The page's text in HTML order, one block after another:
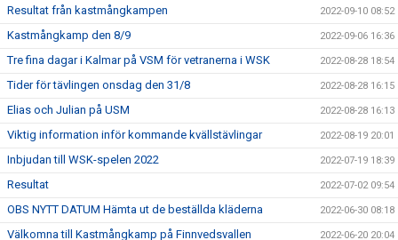
Resultat från kastmångkampen 2022-09-10 08:52
Kastmångkamp den 8/9 2022-09-06 16:36
Tre fina dagar i Kalmar på VSM för vetranerna i WSK 2022-08-28 18:54
Tider för tävlingen onsdag den 31/8 2022-08-28 16:15
Elias och Julian på USM 2022-08-28 16:13
Viktig information inför kommande kvällstävlingar 2022-08-19 20:01
Inbjudan till WSK-spelen 2022 2022-07-19 18:39
Resultat 2022-07-02 09:54
OBS NYTT DATUM Hämta ut de beställda kläderna 2022-06-30 08:18
Välkomna till Kastmångkamp på Finnvedsvallen 2022-06-20 20:04